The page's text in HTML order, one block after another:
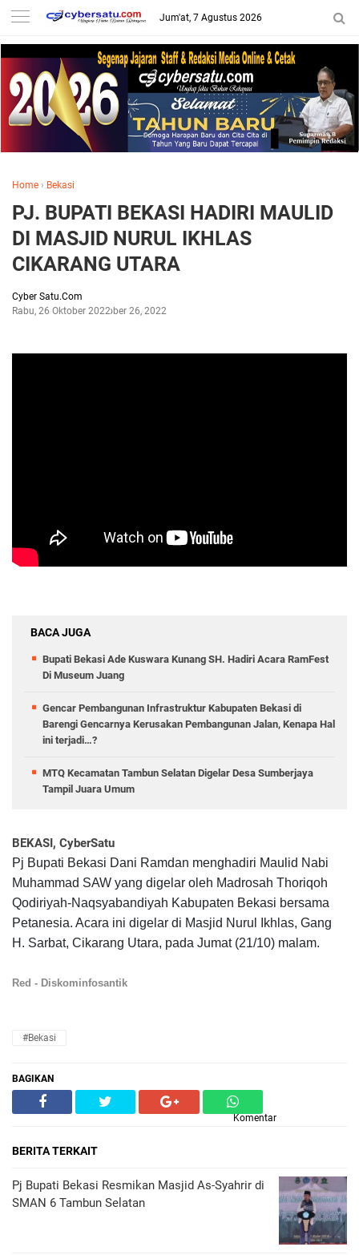
Jum'at, 7 Agustus 2026
Home › Bekasi
PJ. BUPATI BEKASI HADIRI MAULID
DI MASJID NURUL IKHLAS
CIKARANG UTARA
Cyber Satu.Com
Rabu, 26 Oktober 2022Oktober 26, 2022
BACA JUGA
Bupati Bekasi Ade Kuswara Kunang SH. Hadiri Acara RamFest
Di Museum Juang
Gencar Pembangunan Infrastruktur Kabupaten Bekasi di
Barengi Gencarnya Kerusakan Pembangunan Jalan, Kenapa Hal
ini terjadi…?
MTQ Kecamatan Tambun Selatan Digelar Desa Sumberjaya
Tampil Juara Umum
BEKASI, CyberSatu
Pj Bupati Bekasi Dani Ramdan menghadiri Maulid Nabi
Muhammad SAW yang digelar oleh Madrosah Thoriqoh
Qodiriyah-Naqsyabandiyah Kabupaten Bekasi bersama
Petanesia. Acara ini digelar di Masjid Nurul Ikhlas, Gang
H. Sarbat, Cikarang Utara, pada Jumat (21/10) malam.
Red - Diskominfosantik
#Bekasi
BAGIKAN
Komentar
BERITA TERKAIT
Pj Bupati Bekasi Resmikan Masjid As-Syahrir di
SMAN 6 Tambun Selatan